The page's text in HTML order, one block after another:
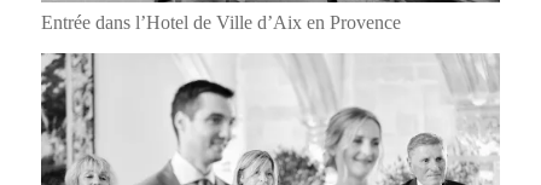
Entrée dans l’Hotel de Ville d’Aix en Provence